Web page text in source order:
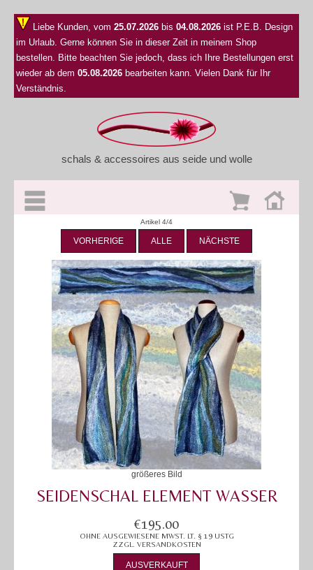
Liebe Kunden, vom 25.07.2026bis 04.08.2026ist P.E.B. Design
im Urlaub. Gerne können Sie in dieser Zeit in meinem Shop
bestellen. Bitte beachten Sie jedoch, dass ich Ihre Bestellungen erst
wieder ab dem 05.08.2026bearbeiten kann. Vielen Dank für Ihr
Verständnis.
schals & accessoires aus seide und wolle
Artikel 4/4
VORHERIGE ALLE NÄCHSTE
größeres Bild
SEIDENSCHAL ELEMENT WASSER
€195.00
OHNE AUSGEWIESENE MWST. LT. § 19 USTG
ZZGL. VERSANDKOSTEN
AUSVERKAUFT